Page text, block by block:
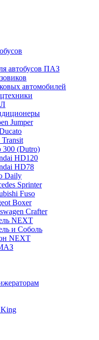
автобусов ПАЗ
автомобилей
Jumper
(Dutro)
HD120
HD78
Daily
Sprinter
Fuso
Boxer
Crafter
NEXT
и Соболь
NEXT
King